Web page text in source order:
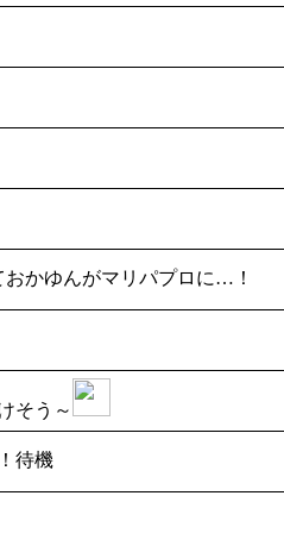
おかゆんがマリパプロに…！
そう～
待機